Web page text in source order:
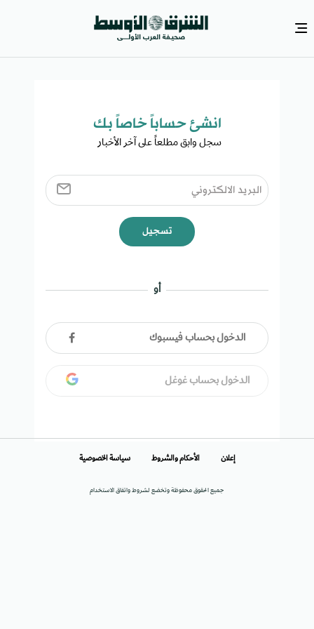
انشئ حساباً خاصاً بك​
سجل وابق مطلعاً على آخر الأخبار ​
تسجيل
أو
الدخول بحساب فيسبوك
الدخول بحساب غوغل
جميع الحقوق محفوظة وتخضع لشروط واتفاق الاستخدام
إعلان الأحكام والشروط سياسة الخصوصية